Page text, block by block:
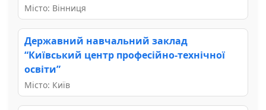
Місто: Вінниця
Державний навчальний заклад
“Київський центр професійно-технічної
освіти”
Місто: Київ